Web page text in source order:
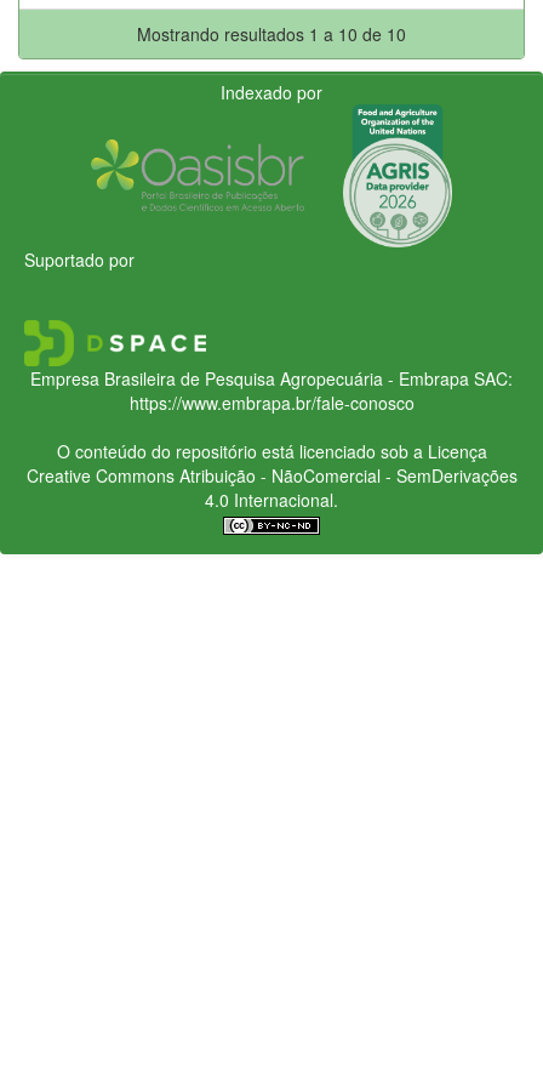
Mostrando resultados 1 a 10 de 10
Indexado por
Suportado por
Empresa Brasileira de Pesquisa Agropecuária - Embrapa SAC:
https://www.embrapa.br/fale-conosco
O conteúdo do repositório está licenciado sob a Licença
Creative CommonsAtribuição - NãoComercial - SemDerivações
4.0 Internacional.